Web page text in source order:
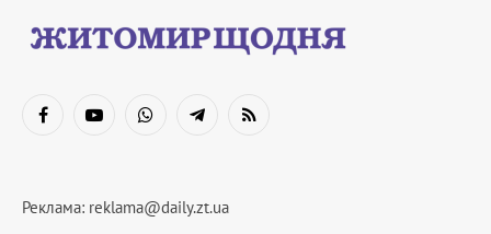
FacebookYouTubeWhatsAppTelegramRSS
Реклама: reklama@daily.zt.ua